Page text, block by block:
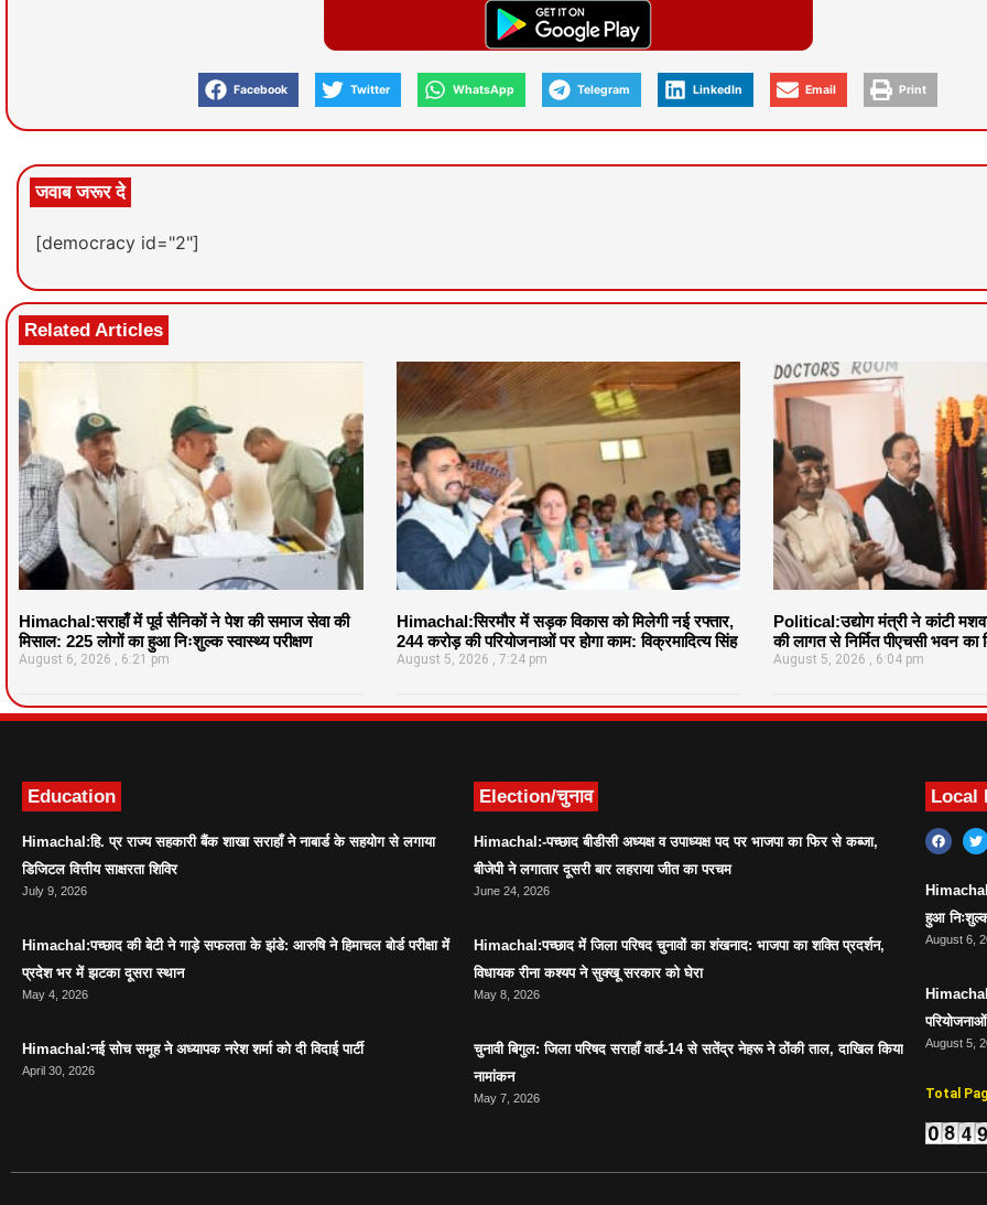
Facebook Twitter WhatsApp Telegram LinkedIn Email Print
जवाब जरूर दे
[democracy id="2"]
Related Articles
Himachal:सराहाँ में पूर्व सैनिकों ने पेश की समाज सेवा की
मिसाल: 225 लोगों का हुआ निःशुल्क स्वास्थ्य परीक्षण
August 6, 2026 6:21 pm
Himachal:सिरमौर में सड़क विकास को मिलेगी नई रफ्तार,
244 करोड़ की परियोजनाओं पर होगा काम: विक्रमादित्य सिंह
August 5, 2026 7:24 pm
Political:उद्योग मंत्री ने कांटी
की लागत से निर्मित पीएचसी भवन का
August 5, 2026 6:04 pm
Education
Himachal:हि. प्र राज्य सहकारी बैंक शाखा सराहाँ ने नाबार्ड के सहयोग से लगाया
डिजिटल वित्तीय साक्षरता शिविर
July 9, 2026
Himachal:पच्छाद की बेटी ने गाड़े सफलता के झंडे: आरुषि ने हिमाचल बोर्ड परीक्षा में
प्रदेश भर में झटका दूसरा स्थान
May 4, 2026
Himachal:नई सोच समूह ने अध्यापक नरेश शर्मा को दी विदाई पार्टी
April 30, 2026
Election/चुनाव
Himachal:-पच्छाद बीडीसी अध्यक्ष व उपाध्यक्ष पद पर भाजपा का फिर से कब्जा,
बीजेपी ने लगातार दूसरी बार लहराया जीत का परचम
June 24, 2026
Himachal:पच्छाद में जिला परिषद चुनावों का शंखनाद: भाजपा का शक्ति प्रदर्शन,
विधायक रीना कश्यप ने सुक्खू सरकार को घेरा
May 8, 2026
चुनावी बिगुल: जिला परिषद सराहाँ वार्ड-14 से सतेंद्र नेहरू ने ठोंकी ताल, दाखिल किया
नामांकन
May 7, 2026
Local
हुआ निःशुल्क
August 6,
August 5,
Total